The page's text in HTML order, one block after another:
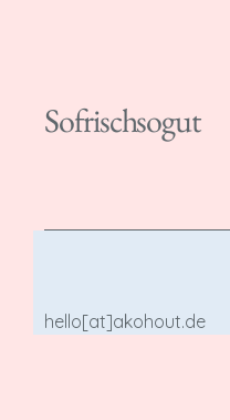
Sofrischsogut
hello[at]akohout.de